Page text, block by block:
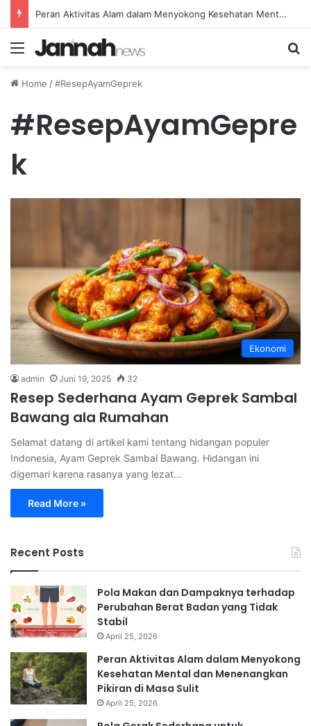
Peran Aktivitas Alam dalam Menyokong Kesehatan Mental dan Menenangkan Pikiran di Masa Sulit
Menu
Home /#ResepAyamGeprek
#ResepAyamGepre
k
Ekonomi
admin Juni 19, 2025 32
Resep Sederhana Ayam Geprek Sambal
Bawang ala Rumahan
Selamat datang di artikel kami tentang hidangan populer
Indonesia, Ayam Geprek Sambal Bawang. Hidangan ini
digemari karena rasanya yang lezat…
Read More »
Recent Posts
Pola Makan dan Dampaknya terhadap
Perubahan Berat Badan yang Tidak
Stabil
April 25, 2026
Peran Aktivitas Alam dalam Menyokong
Kesehatan Mental dan Menenangkan
Pikiran di Masa Sulit
April 25, 2026